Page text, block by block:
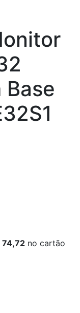
74,72 no cartão